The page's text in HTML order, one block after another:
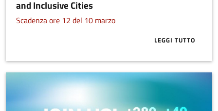
and Inclusive Cities
Scadenza ore 12 del 10 marzo
LEGGI TUTTOABOUT CALL